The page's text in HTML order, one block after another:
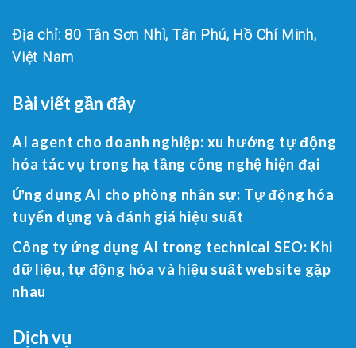
Địa chỉ: 80 Tân Sơn Nhì, Tân Phú, Hồ Chí Minh,
Việt Nam
Bài viết gần đây
AI agent cho doanh nghiệp: xu hướng tự động
hóa tác vụ trong hạ tầng công nghệ hiện đại
Ứng dụng AI cho phòng nhân sự: Tự động hóa
tuyển dụng và đánh giá hiệu suất
Công ty ứng dụng AI trong technical SEO: Khi
dữ liệu, tự động hóa và hiệu suất website gặp
nhau
Dịch vụ